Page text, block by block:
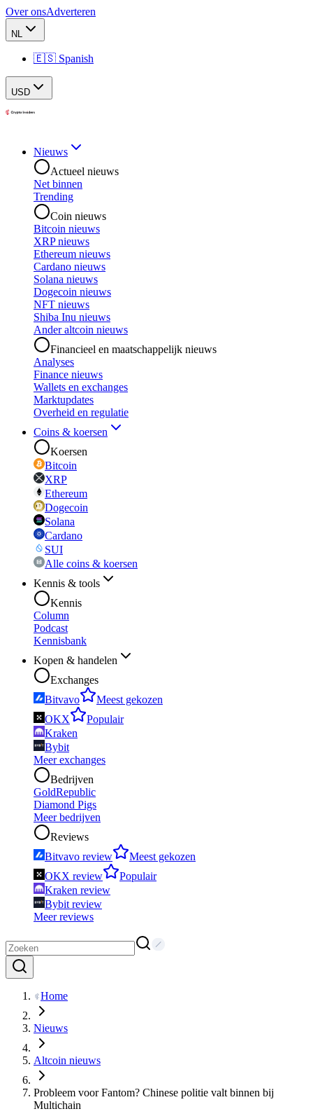
Over onsAdverteren
NL
🇪🇸 Spanish
USD
Nieuws
Actueel nieuws
Net binnen
Trending
Coin nieuws
Bitcoin nieuws
XRP nieuws
Ethereum nieuws
Cardano nieuws
Solana nieuws
Dogecoin nieuws
NFT nieuws
Shiba Inu nieuws
Ander altcoin nieuws
Financieel en maatschappelijk nieuws
Analyses
Finance nieuws
Wallets en exchanges
Marktupdates
Overheid en regulatie
Coins & koersen
Koersen
Bitcoin
XRP
Ethereum
Dogecoin
Solana
Cardano
SUI
Alle coins & koersen
Kennis & tools
Kennis
Column
Podcast
Kennisbank
Kopen & handelen
Exchanges
Bitvavo
Meest gekozen
OKX
Populair
Kraken
Bybit
Meer exchanges
Bedrijven
GoldRepublic
Diamond Pigs
Meer bedrijven
Reviews
Bitvavo review
Meest gekozen
OKX review
Populair
Kraken review
Bybit review
Meer reviews
Home
Nieuws
Altcoin nieuws
Probleem voor Fantom? Chinese politie valt binnen bij
Multichain